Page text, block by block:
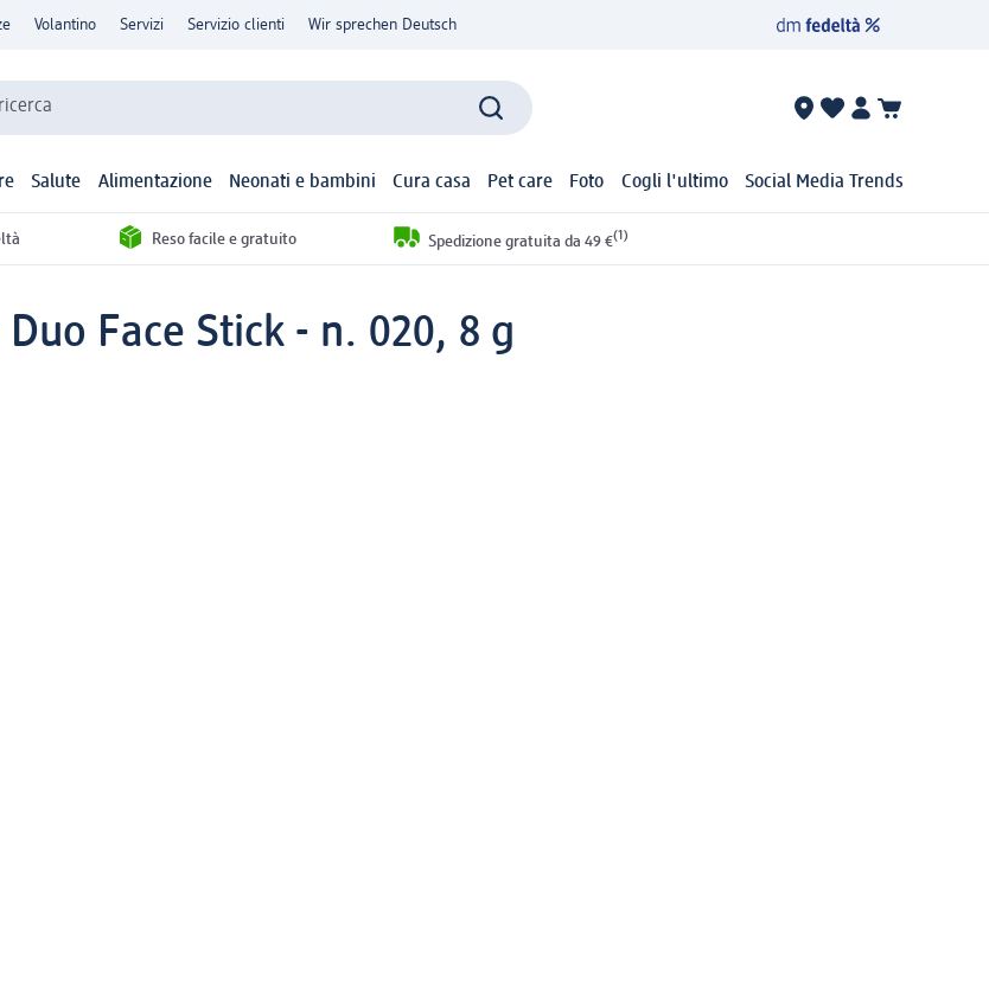
Volantino Servizi Servizio clienti Wir sprechen Deutsch
Salute Alimentazione Neonati e bambini Cura casa Pet care Foto Cogli l'ultimo Social Media Trends
Reso facile e gratuito Spedizione gratuita da 49 €(1)
Face Stick - n. 020, 8 g